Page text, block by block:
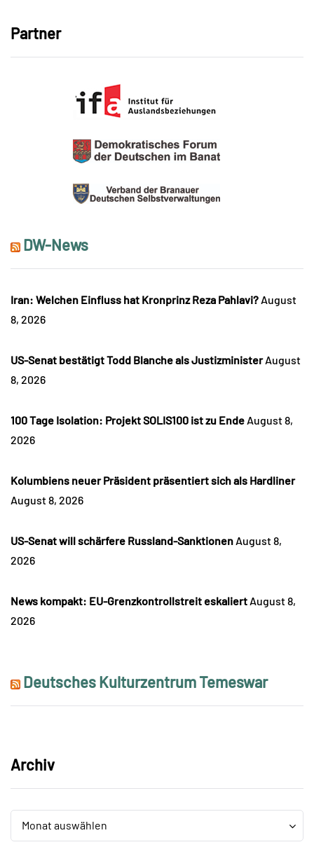
Partner
DW-News
Iran: Welchen Einfluss hat Kronprinz Reza Pahlavi? August
8, 2026
US-Senat bestätigt Todd Blanche als Justizminister August
8, 2026
100 Tage Isolation: Projekt SOLIS100 ist zu Ende August 8,
2026
Kolumbiens neuer Präsident präsentiert sich als Hardliner
August 8, 2026
US-Senat will schärfere Russland-Sanktionen August 8,
2026
News kompakt: EU-Grenzkontrollstreit eskaliert August 8,
2026
Deutsches Kulturzentrum Temeswar
Archiv
Archiv
Monat auswählen
Archiv